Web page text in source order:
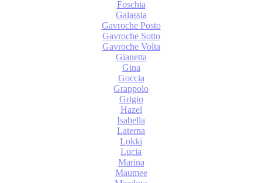
Foschia
Galassia
Gavroche Posto
Gavroche Sotto
Gavroche Volta
Gianetta
Gina
Goccia
Grappolo
Grigio
Hazel
Isabella
Laterna
Lokki
Lucia
Marina
Maumee